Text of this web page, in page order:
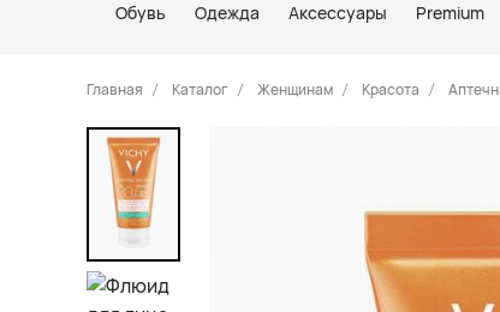
Обувь Одежда Аксессуары Premium
Главная Каталог Женщинам Красота